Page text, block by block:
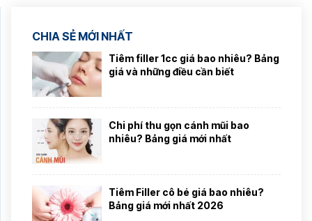
CHIA SẺ MỚI NHẤT
Tiêm filler 1cc giá bao nhiêu? Bảng
giá và những điều cần biết
Chi phí thu gọn cánh mũi bao
nhiêu? Bảng giá mới nhất
Tiêm Filler cô bé giá bao nhiêu?
Bảng giá mới nhất 2026